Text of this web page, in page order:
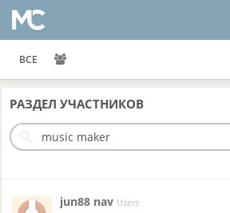
ВСЕ
РАЗДЕЛ УЧАСТНИКОВ
jun88 nav Users